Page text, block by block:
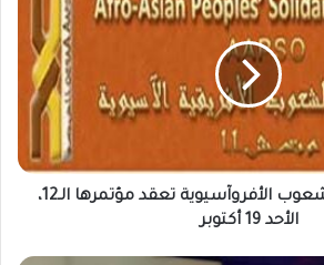
منظمة تضامن الشعوب الأفروآسيوية تعقد مؤتمرها الـ12،
الأحد 19 أكتوبر